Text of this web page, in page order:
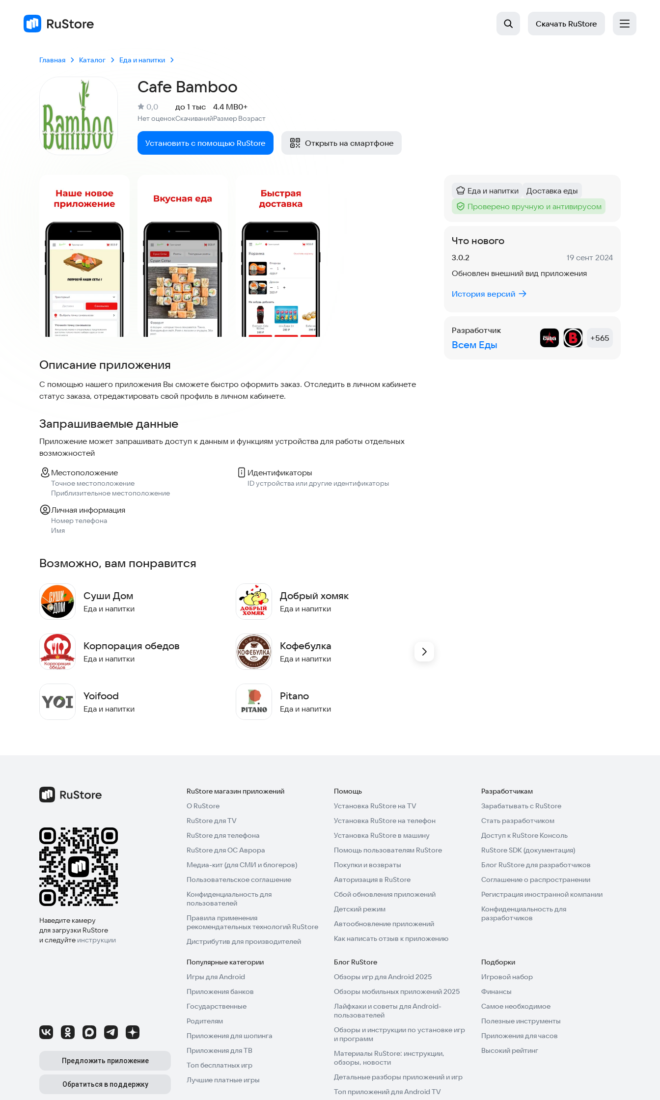
Скачать RuStore
Главная Каталог Еда и напитки
Cafe Bamboo
Рейтинг:
0,0
Нет оценокСкачиваний
до 1 тыс
Размер
4.4 MB
Возраст
0+
Установить с помощью RuStore Открыть на смартфоне
Описание приложения
С помощью нашего приложения Вы сможете быстро оформить заказ. Отследить в личном кабинете
статус заказа, отредактировать свой профиль в личном кабинете.
Запрашиваемые данные
Приложение может запрашивать доступ к данным и функциям устройства для работы отдельных
возможностей
Местоположение
Точное местоположение
Приблизительное местоположение
Идентификаторы
ID устройства или другие идентификаторы
Личная информация
Номер телефона
Имя
Возможно, вам понравится
Суши Дом
Еда и напитки
Корпорация обедов
Еда и напитки
Yoifood
Еда и напитки
Еда и напитки
Кофебулка
Еда и напитки
Pitano
Еда и напитки
Категория:
Еда и напитки
Тег:
Доставка еды
Тег :
Проверено вручную и антивирусом
Что нового
Версия:
3.0.2 Дата:
19 сент 2024
Обновлен внешний вид приложения
История версий
Разработчик
Всем Еды
+565
Наведите камеру
для загрузки RuStore
и следуйте инструкции
Предложить приложение
Обратиться в поддержку
RuStore магазин приложений
О RuStore
RuStore для TV
RuStore для телефона
RuStore для ОС Аврора
Медиа-кит (для СМИ и блогеров)
Пользовательское соглашение
Конфиденциальность для
пользователей
Правила применения
рекомендательных технологий RuStore
Дистрибутив для производителей
Помощь
Установка RuStore на TV
Установка RuStore на телефон
Установка RuStore в машину
Помощь пользователям RuStore
Покупки и возвраты
Авторизация в RuStore
Сбой обновления приложений
Детский режим
Автообновление приложений
Как написать отзыв к приложению
Разработчикам
Зарабатывать с RuStore
Стать разработчиком
Доступ к RuStore Консоль
RuStore SDK (документация)
Блог RuStore для разработчиков
Соглашение о распространении
Регистрация иностранной компании
Конфиденциальность для
разработчиков
Популярные категории
Игры для Android
Приложения банков
Государственные
Родителям
Приложения для шопинга
Приложения для ТВ
Топ бесплатных игр
Лучшие платные игры
Блог RuStore
Обзоры игр для Android 2025
Обзоры мобильных приложений 2025
Лайфхаки и советы для Android-
пользователей
Обзоры и инструкции по установке игр
и программ
Материалы RuStore: инструкции,
обзоры, новости
Детальные разборы приложений и игр
Топ приложений для Android TV
Подборки
Игровой набор
Финансы
Самое необходимое
Полезные инструменты
Приложения для часов
Высокий рейтинг